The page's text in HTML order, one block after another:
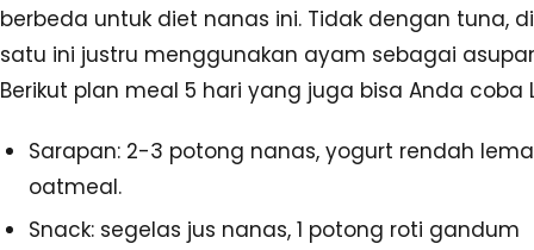
berbeda untuk diet nanas ini. Tidak dengan tuna,
satu ini justru menggunakan ayam sebagai
Berikut plan meal 5 hari yang juga bisa Anda coba
Sarapan: 2-3 potong nanas, yogurt rendah
oatmeal.
Snack: segelas jus nanas, 1 potong roti gandum